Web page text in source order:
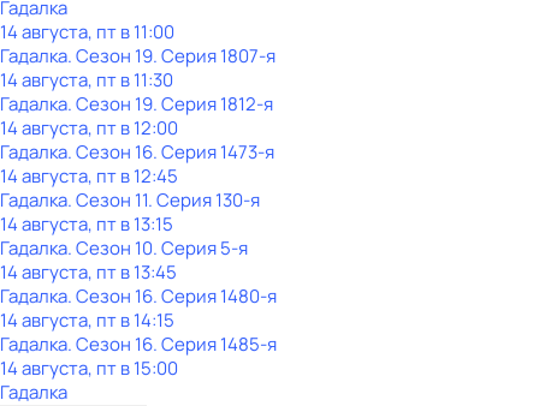
Гадалка
14 августа, пт в 11:00
Гадалка. Сезон 19. Серия 1807-я
14 августа, пт в 11:30
Гадалка. Сезон 19. Серия 1812-я
14 августа, пт в 12:00
Гадалка. Сезон 16. Серия 1473-я
14 августа, пт в 12:45
Гадалка. Сезон 11. Серия 130-я
14 августа, пт в 13:15
Гадалка. Сезон 10. Серия 5-я
14 августа, пт в 13:45
Гадалка. Сезон 16. Серия 1480-я
14 августа, пт в 14:15
Гадалка. Сезон 16. Серия 1485-я
14 августа, пт в 15:00
Гадалка